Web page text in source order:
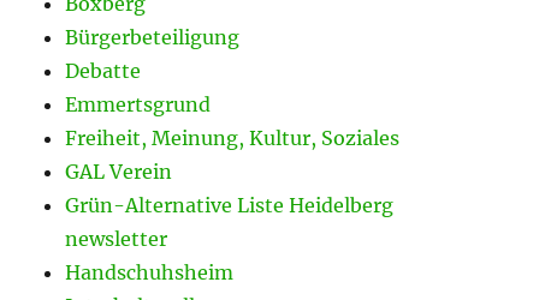
Bürgerbeteiligung
Debatte
Emmertsgrund
Freiheit, Meinung, Kultur, Soziales
GAL Verein
Grün-Alternative Liste Heidelberg
newsletter
Handschuhsheim